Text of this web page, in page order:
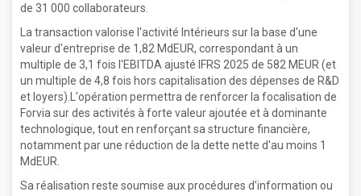
de 31 000 collaborateurs.
La transaction valorise l'activité Intérieurs sur la base d'une
valeur d'entreprise de 1,82 MdEUR, correspondant à un
multiple de 3,1 fois l'EBITDA ajusté IFRS 2025 de 582 MEUR (et
un multiple de 4,8 fois hors capitalisation des dépenses de R&D
et loyers).L'opération permettra de renforcer la focalisation de
Forvia sur des activités à forte valeur ajoutée et à dominante
technologique, tout en renforçant sa structure financière,
notamment par une réduction de la dette nette d'au moins 1
MdEUR.
Sa réalisation reste soumise aux procédures d'information ou